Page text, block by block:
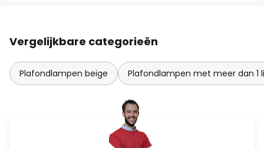
Vergelijkbare categorieën
Plafondlampen beige Plafondlampen met meer dan 1